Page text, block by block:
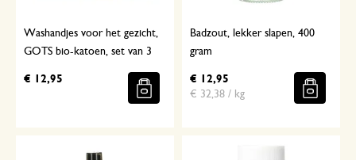
Washandjes voor het gezicht,
GOTS bio-katoen, set van 3
€ 12,95
Badzout, lekker slapen, 400
gram
€ 12,95
€ 32,38 / kg